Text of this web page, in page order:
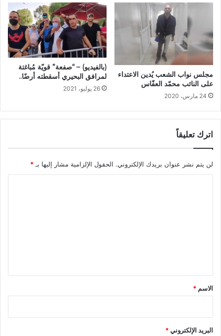
مجلس نواب الشعب يُدين الاعتداء
على النائب محمّد العفّاس
24 مارس، 2020
(بالفيديو) – “صفعة” قويّة مُباغتة
لمرافق البحيري أسقطته أرضًا..
26 يوليو، 2021
اترك تعليقاً
لن يتم نشر عنوان بريدك الإلكتروني. الحقول الإلزامية مشار إليها بـ*
*
الاسم *
البريد الإلكتروني*